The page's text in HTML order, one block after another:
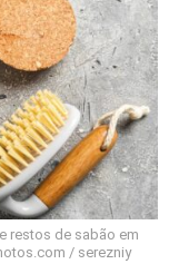
restos de sabão em
/ serezniy